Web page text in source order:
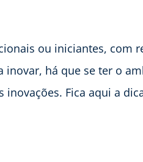
ou iniciantes, com
inovar, há que se ter o
inovações. Fica aqui a